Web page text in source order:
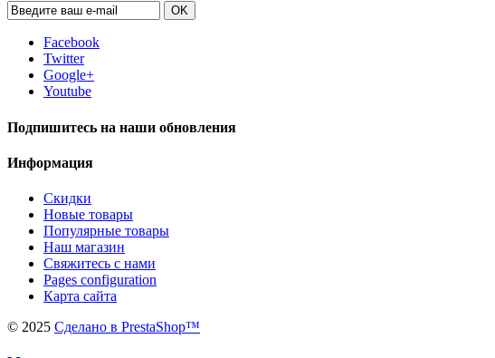
OK
Facebook
Twitter
Google+
Youtube
Подпишитесь на наши обновления
Информация
Скидки
Новые товары
Популярные товары
Наш магазин
Свяжитесь с нами
Pages configuration
Карта сайта
© 2025 Сделано в PrestaShop™